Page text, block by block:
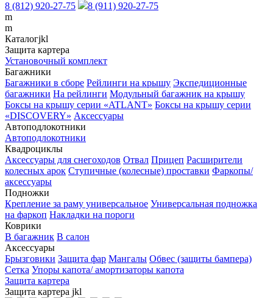
8 (812) 920-27-75
8 (911) 920-27-75
m
m
Каталогjkl
Защита картера
Установочный комплект
Багажники
Багажники в сборе Рейлинги на крышу Экспедиционные
багажники На рейлинги Модульный багажник на крышу
Боксы на крышу серии «ATLANT» Боксы на крышу серии
«DISCOVERY» Аксессуары
Автоподлокотники
Автоподлокотники
Квадроциклы
Аксессуары для снегоходов Отвал Прицеп Расширители
колесных арок Ступичные (колесные) проставки Фаркопы/
аксессуары
Подножки
Крепление за раму универсальное Универсальная подножка
на фаркоп Накладки на пороги
Коврики
В багажник В салон
Аксессуары
Брызговики Защита фар Мангалы Обвес (защиты бампера)
Сетка Упоры капота/ амортизаторы капота
Защита картера
Защита картера jkl